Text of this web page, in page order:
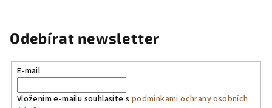
í
k
í
Odebírat newsletter
E-mail
Vložením e-mailu souhlasíte s podmínkami ochrany osobních